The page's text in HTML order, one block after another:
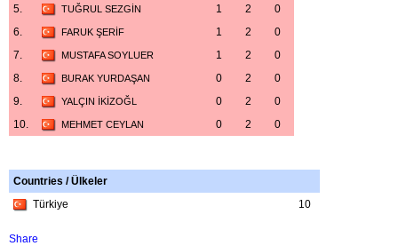
5.
TUĞRUL SEZGİN 1 2
0
6.
FARUK ŞERİF 1 2
0
7.
MUSTAFA SOYLUER 1 2
0
8.
BURAK YURDAŞAN 0 2
0
9.
YALÇIN İKİZOĞL 0 2
0
10.
MEHMET CEYLAN 0 2 0
Countries / Ülkeler
Türkiye
10
Share